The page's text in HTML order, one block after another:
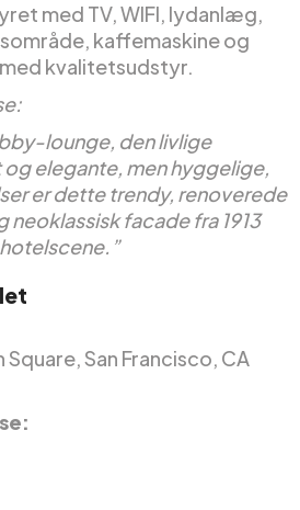
med TV, WIFI, lydanlæg,
kaffemaskine og
kvalitetsudstyr.
lounge, den livlige
elegante, men hyggelige,
er dette trendy, renoverede
neoklassisk facade fra 1913
San Francisco, CA